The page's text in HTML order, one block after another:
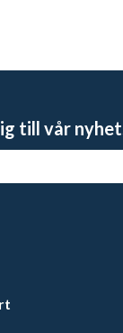
till vår